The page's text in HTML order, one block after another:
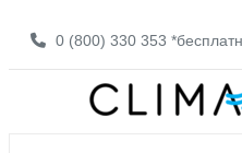
0 (800) 330 353